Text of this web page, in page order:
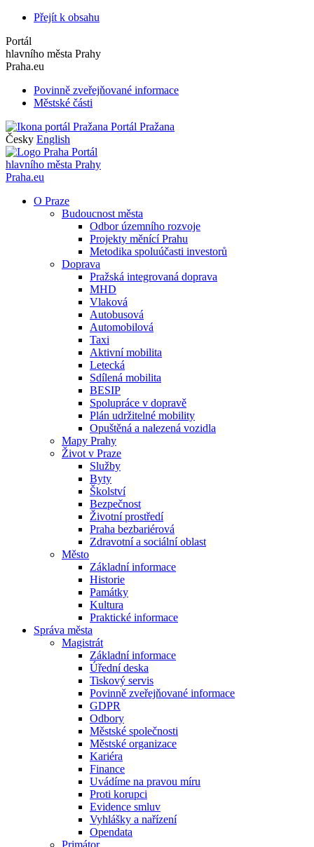
Přejít k obsahu
Portál
hlavního města Prahy
Praha.eu
Povinně zveřejňované informace
Městské části
Portál Pražana
Česky English
Portál
hlavního města Prahy
Praha.eu
O Praze
Budoucnost města
Odbor územního rozvoje
Projekty měnící Prahu
Metodika spoluúčasti investorů
Doprava
Pražská integrovaná doprava
MHD
Vlaková
Autobusová
Automobilová
Taxi
Aktivní mobilita
Letecká
Sdílená mobilita
BESIP
Spolupráce v dopravě
Plán udržitelné mobility
Opuštěná a nalezená vozidla
Mapy Prahy
Život v Praze
Služby
Byty
Školství
Bezpečnost
Životní prostředí
Praha bezbariérová
Zdravotní a sociální oblast
Město
Základní informace
Historie
Památky
Kultura
Praktické informace
Správa města
Magistrát
Základní informace
Úřední deska
Tiskový servis
Povinně zveřejňované informace
GDPR
Odbory
Městské společnosti
Městské organizace
Kariéra
Finance
Uvádíme na pravou míru
Proti korupci
Evidence smluv
Vyhlášky a nařízení
Opendata
Primátor